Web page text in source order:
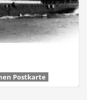
Postkarte